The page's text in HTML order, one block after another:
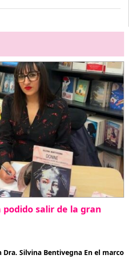
salir de la gran
Silvina Bentivegna En el marco